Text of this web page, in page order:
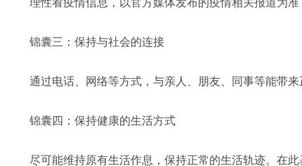
理性看疫情信息，以官方媒体发布的疫情相关报道为
锦囊三：保持与社会的连接
通过电话、网络等方式，与亲人、朋友、同事等能带
锦囊四：保持健康的生活方式
尽可能维持原有生活作息，保持正常的生活轨迹。在